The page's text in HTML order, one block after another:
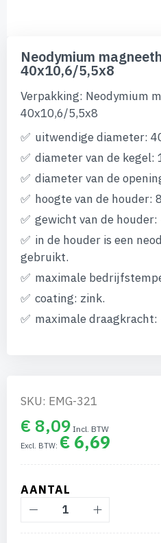
naar
begin
afbeeldingen-
Neodymium
40x10,6/5,5x8
Verpakking: Neodymium
40x10,6/5,5x8
uitwendige diameter:
diameter van de kegel:
diameter van de
hoogte van de houder:
gewicht van de houder:
in de houder is een
gebruikt.
maximale
coating: zink.
maximale draagkracht:
SKU: EMG-321
€ 8,09
€ 6,69
AANTAL